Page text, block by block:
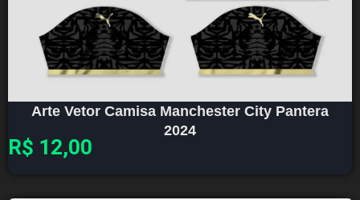
Arte Vetor Camisa Manchester City Pantera
2024
R$ 12,00